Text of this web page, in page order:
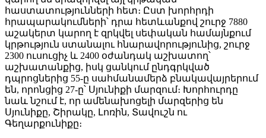
հաստատությունների հետ։ Ըստ խորհրդի
հրապարակումների՝ դրա հետևանքով շուրջ 7880
աշակերտ կարող է զրկվել սեփական համայնքում
կրթություն ստանալու հնարավորությունից, շուրջ
2300 ուսուցիչ և 2400 օժանդակ աշխատող՝
աշխատանքից, իսկ ցանկում ընդգրկված
դպրոցներից 55-ը սահմանամերձ բնակավայրերում
են, որոնցից 27-ը՝ Սյունիքի մարզում։ Խորհուրդը
նաև նշում է, որ ամենախոցելի մարզերից են
Սյունիքը, Շիրակը, Լոռին, Տավուշն ու
Գեղարքունիքը։